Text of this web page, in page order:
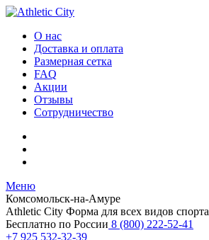
О нас
Доставка и оплата
Размерная сетка
FAQ
Акции
Отзывы
Сотрудничество
Меню
Комсомольск-на-Амуре
Athletic City Форма для всех видов спорта
Бесплатно по России 8 (800) 222-52-41
+7 925 532-32-39